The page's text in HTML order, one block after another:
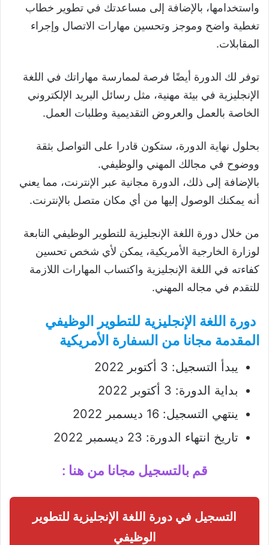
واستخدامها، بالإضافة إلى مساعدتك في تطوير خطاب
تغطية واضح وموجز وتحسين مهارات الاتصال وإجراء
المقابلات.
توفر لك الدورة أيضًا فرصة لممارسة مهاراتك في اللغة
الإنجليزية في بيئة مهنية، مثل رسائل البريد الإلكتروني
الخاصة بالعمل والعروض التقديمية وطلبات العمل.
بحلول نهاية الدورة، ستكون قادرا على التواصل بثقة
ووضوح في مجالك المهني والوظيفي.
بالإضافة إلى ذلك، الدورة مجانية عبر الإنترنت، مما يعني
أنه يمكنك الوصول إليها من أي مكان متصل بالإنترنت.
من خلال دورة اللغة الإنجليزية للتطوير الوظيفي التابعة
لوزارة الخارجية الأمريكية، يمكن لأي شخص تحسين
كفاءته في اللغة الإنجليزية واكتساب المهارات اللازمة
للتقدم في مجاله المهني.
دورة اللغة الإنجليزية للتطوير الوظيفي
المقدمة مجانا من السفارة الأمريكية
يبدأ التسجيل: 3 أكتوبر 2022
بداية الدورة: 3 أكتوبر 2022
ينتهي التسجيل: 16 ديسمبر 2022
تاريخ انتهاء الدورة: 23 ديسمبر 2022
قم بالتسجيل مجانا من هنا :
التسجيل في دورة اللغة الإنجليزية للتطوير
الوظيفي